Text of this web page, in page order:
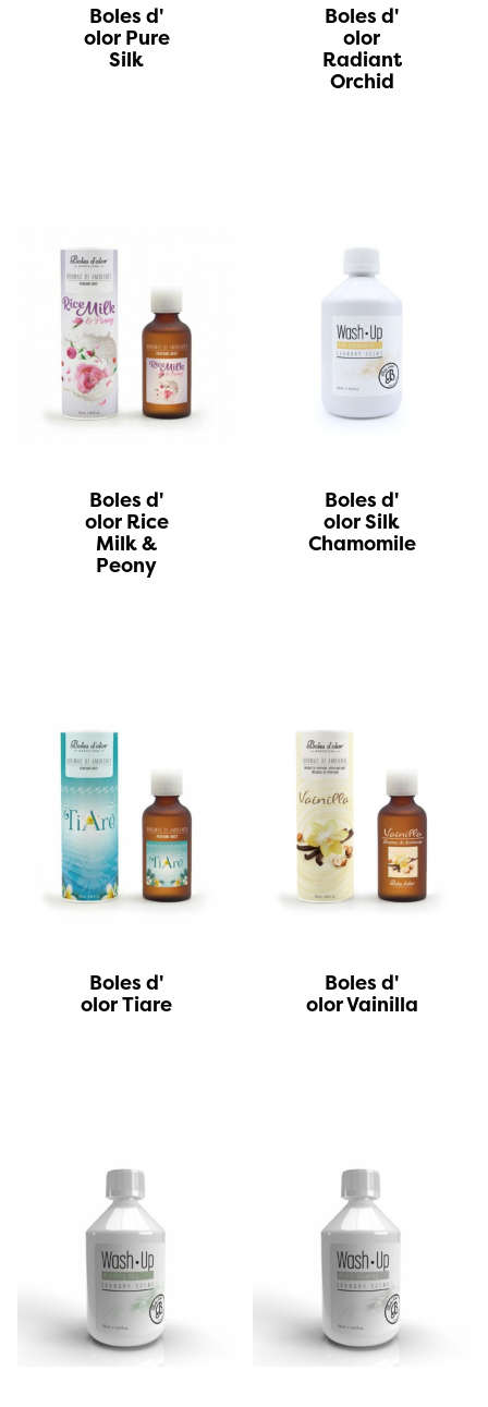
Boles d'
olor Pure
Silk
Boles d'
olor
Radiant
Orchid
Boles d'
olor Rice
Milk &
Peony
Boles d'
olor Silk
Chamomile
Boles d'
olor Tiare
Boles d'
olor Vainilla